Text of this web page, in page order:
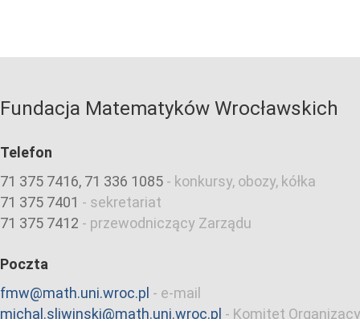
Fundacja Matematyków Wrocławskich
Telefon
71 375 7416, 71 336 1085 - konkursy, obozy, kółka
71 375 7401 - sekretariat
71 375 7412 - przewodniczący Zarządu
Poczta
fmw@math.uni.wroc.pl - e-mail
michal.sliwinski@math.uni.wroc.pl - Komitet